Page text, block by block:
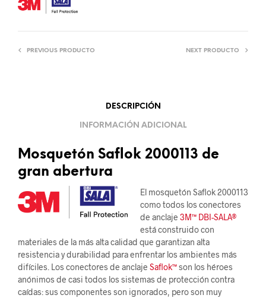
PREVIOUS PRODUCTO NEXT PRODUCTO
DESCRIPCIÓN
INFORMACIÓN ADICIONAL
Mosquetón Saflok 2000113 de
gran abertura
El mosquetón Saflok 2000113
como todos los conectores
de anclaje 3M™ DBI-SALA®
está construido con
materiales de la más alta calidad que garantizan alta
resistencia y durabilidad para enfrentar los ambientes más
difíciles. Los conectores de anclaje Saflok™son los héroes
anónimos de casi todos los sistemas de protección contra
caídas: sus componentes son ignorados, pero son muy